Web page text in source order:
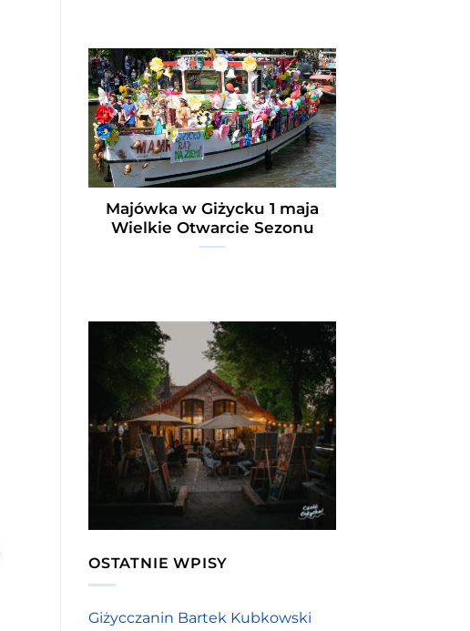
Majówka w Giżycku 1 maja
Wielkie Otwarcie Sezonu
OSTATNIE WPISY
Giżycczanin Bartek Kubkowski